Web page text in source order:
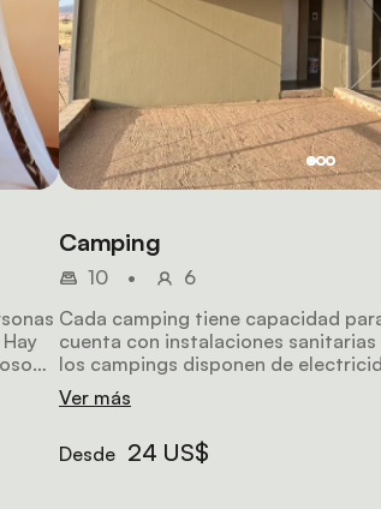
Camping
10 •
6
Cada camping tiene capacidad
cuenta con instalaciones
los campings disponen de
vuestras propias tiendas de
Ver más
Desde 24 US$